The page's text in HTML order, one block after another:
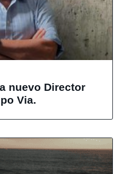
nuevo Director
Via.